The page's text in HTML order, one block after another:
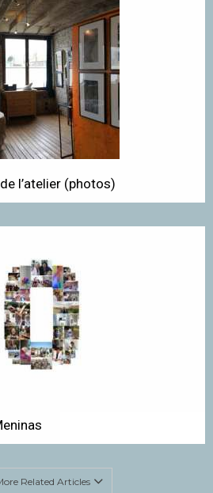
l’atelier (photos)
Related Articles